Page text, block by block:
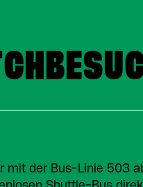
der Bus-Linie 503